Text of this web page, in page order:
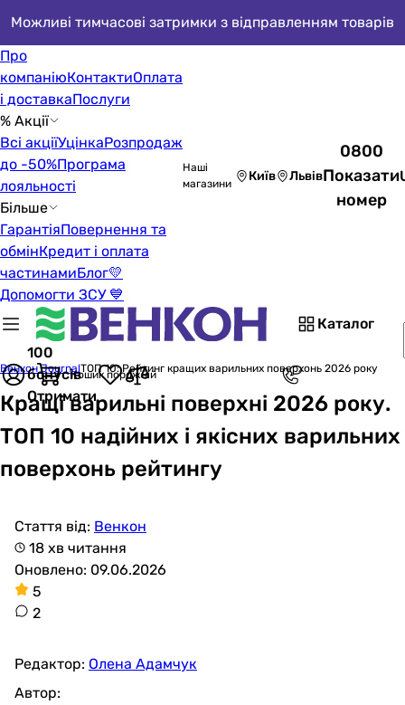
Можливі тимчасові затримки з відправленням товарів
Про
компаніюКонтактиОплата
і доставкаПослуги
% Акції
Всі акціїУцінкаРозпродаж
до -50%Програма
лояльності
Більше
ГарантіяПовернення та
обмінКредит і оплата
частинамиБлог💛
Допомогти ЗСУ 💙
Наші
магазини
Київ Львів
0800
Показати
номер
Каталог
100
бонусів
Отримати
Кошик порожній
Венкон JournalТОП 10: Рейтинг кращих варильних поверхонь 2026 року
Кращі варильні поверхні 2026 року.
ТОП 10 надійних і якісних варильних
поверхонь рейтингу
Стаття від: Венкон
18 хв читання
Оновлено: 09.06.2026
5
2
Редактор: Олена Адамчук
Автор: